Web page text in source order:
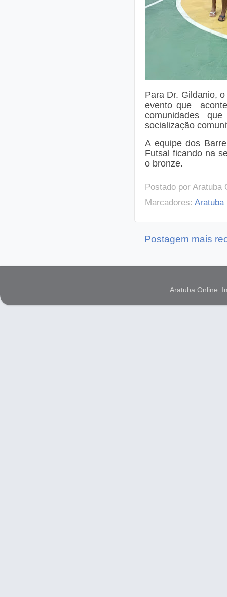
Para Dr. Gildanio,
evento que
comunidades
socialização
A equipe dos
Futsal ficando na
o bronze.
Postado por Aratuba
Marcadores: Aratuba
Postagem mais
Aratuba Online.